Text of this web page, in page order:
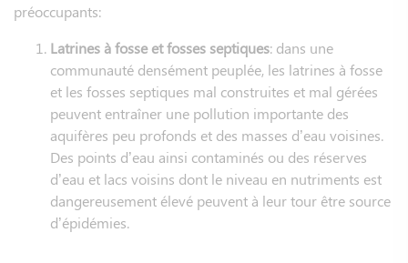
préoccupants:
Latrines à fosse et fosses septiques: dans une
communauté densément peuplée, les latrines à fosse
et les fosses septiques mal construites et mal gérées
peuvent entraîner une pollution importante des
aquifères peu profonds et des masses d’eau voisines.
Des points d’eau ainsi contaminés ou des réserves
d’eau et lacs voisins dont le niveau en nutriments est
dangereusement élevé peuvent à leur tour être source
d’épidémies.